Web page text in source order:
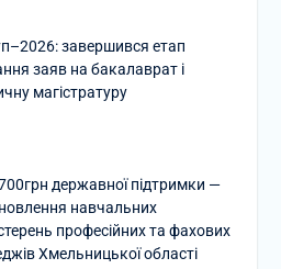
завершився етап
заяв на бакалаврат і
магістратуру
державної підтримки —
навчальних
професійних та фахових
Хмельницької області